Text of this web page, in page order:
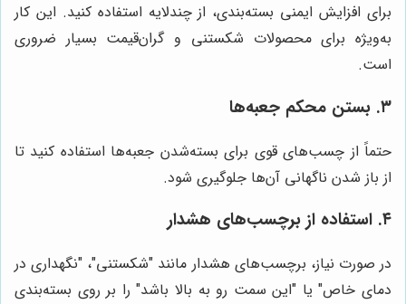
برای افزایش ایمنی بسته‌بندی، از چندلایه استفاده کنید. این کار
به‌ویژه برای محصولات شکستنی و گران‌قیمت بسیار ضروری
است.
۳. بستن محکم جعبه‌ها
حتماً از چسب‌های قوی برای بسته‌شدن جعبه‌ها استفاده کنید تا
از باز شدن ناگهانی آن‌ها جلوگیری شود.
۴. استفاده از برچسب‌های هشدار
در صورت نیاز، برچسب‌های هشدار مانند "شکستنی"، "نگهداری در
دمای خاص" یا "این سمت رو به بالا باشد" را بر روی بسته‌بندی